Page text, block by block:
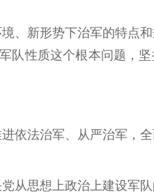
、新形势下治军的特点
队性质这个根本问题，
依法治军、从严治军，
从思想上政治上建设军